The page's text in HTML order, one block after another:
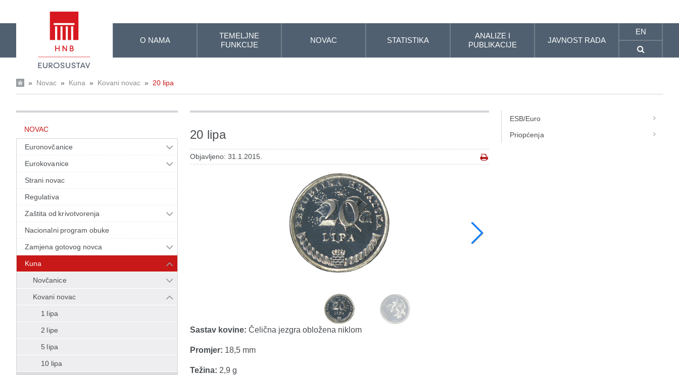
O NAMA
TEMELJNE
FUNKCIJE
NOVAC STATISTIKA
ANALIZE I
PUBLIKACIJE
JAVNOST RADA
EN
» Novac » Kuna » Kovani novac » 20 lipa
NOVAC
Euronovčanice
Eurokovanice
Strani novac
Regulativa
Zaštita od krivotvorenja
Nacionalni program obuke
Zamjena gotovog novca
Kuna
Novčanice
Kovani novac
1 lipa
2 lipe
5 lipa
10 lipa
20 lipa
Objavljeno: 31.1.2015.
Sastav kovine: Čelična jezgra obložena niklom
Promjer: 18,5 mm
Težina: 2,9 g
ESB/Euro
Priopćenja